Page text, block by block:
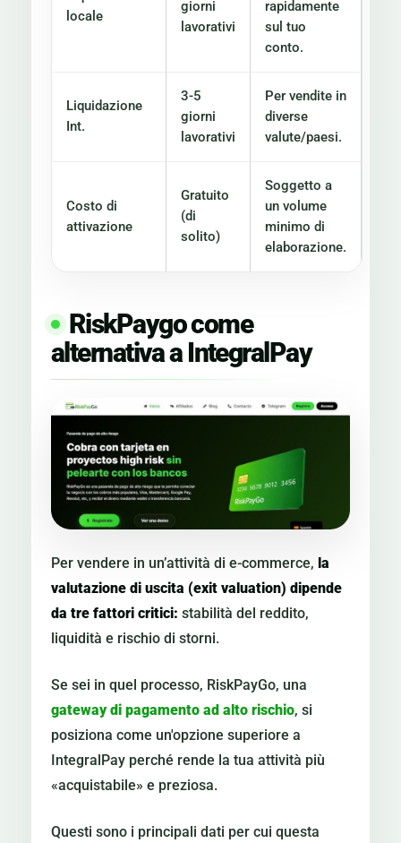
locale
giorni
lavorativi
rapidamente
sul tuo
conto.
Liquidazione
Int.
3-5
giorni
lavorativi
Per vendite in
diverse
valute/paesi.
Costo di
attivazione
Gratuito
(di
solito)
Soggetto a
un volume
minimo di
elaborazione.
RiskPaygo come
alternativa a IntegralPay
Per vendere in un’attività di e-commerce, la
valutazione di uscita (exit valuation) dipende
da tre fattori critici: stabilità del reddito,
liquidità e rischio di storni.
Se sei in quel processo, RiskPayGo, una
gateway di pagamento ad alto rischio, si
posiziona come un'opzione superiore a
IntegralPay perché rende la tua attività più
«acquistabile» e preziosa.
Questi sono i principali dati per cui questa